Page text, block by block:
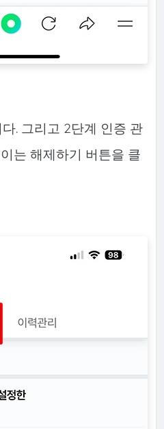
. 그리고 2단계 인증 관
는 해제하기 버튼을 클